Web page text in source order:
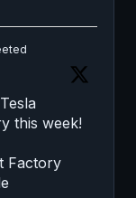
this week!
Factory